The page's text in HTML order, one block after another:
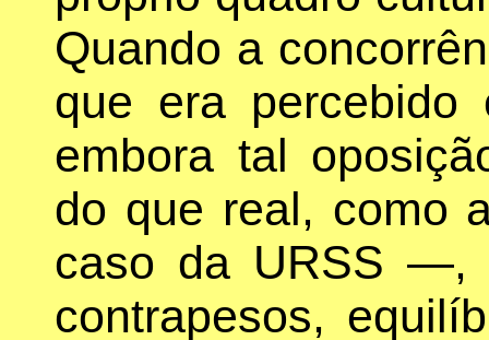
Quando a
que era
embora tal
do que real, como
caso da URSS —,
contrapesos,